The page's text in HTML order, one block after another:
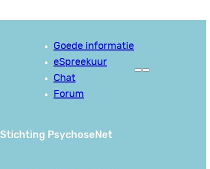
Goede informatie
eSpreekuur
Chat
Forum
Stichting PsychoseNet